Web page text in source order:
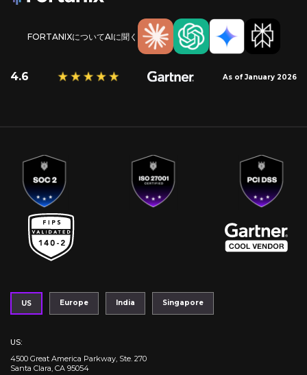
FORTANIXについてAIに聞く
4.6 As of January 2026
US Europe India Singapore
US:
4500 Great America Parkway, Ste. 270
Santa Clara, CA 95054